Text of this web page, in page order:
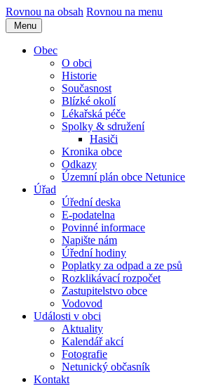
Rovnou na obsah Rovnou na menu
Menu
Obec
O obci
Historie
Současnost
Blízké okolí
Lékařská péče
Spolky & sdružení
Hasiči
Kronika obce
Odkazy
Územní plán obce Netunice
Úřad
Úřední deska
E-podatelna
Povinné informace
Napište nám
Úřední hodiny
Poplatky za odpad a ze psů
Rozklikávací rozpočet
Zastupitelstvo obce
Vodovod
Události v obci
Aktuality
Kalendář akcí
Fotografie
Netunický občasník
Kontakt